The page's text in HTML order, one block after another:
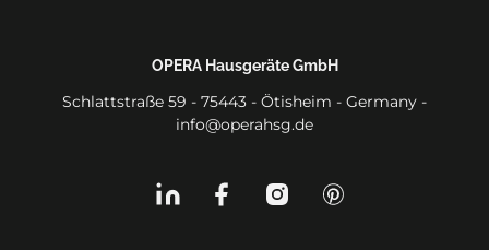
OPERA Hausgeräte GmbH
Schlattstraße 59 - 75443 - Ötisheim - Germany -
info@operahsg.de